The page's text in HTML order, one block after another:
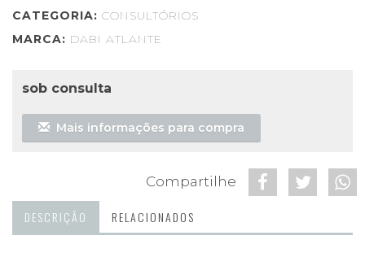
CATEGORIA: CONSULTÓRIOS
MARCA: DABI ATLANTE
sob consulta
Mais informações para compra
Compartilhe
DESCRIÇÃO RELACIONADOS